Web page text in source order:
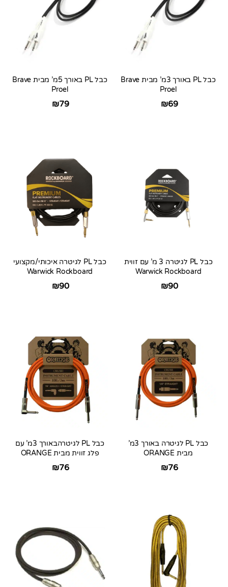
כבל PL באורך 3מ’ מבית Brave
Proel
₪69
כבל PL באורך 5מ’ מבית Brave
Proel
₪79
כבל PL לגיטרה 3 מ’ עם זווית
Warwick Rockboard
₪90
כבל PL לגיטרה איכותי/מקצועי
Warwick Rockboard
₪90
כבל PL לגיטרה באורך 3מ’
מבית ORANGE
₪76
כבל PL לגיטרהבאורך 3מ’ עם
פלג זווית מבית ORANGE
₪76